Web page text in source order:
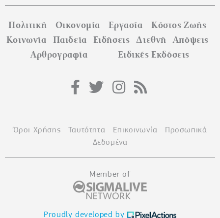
Πολιτική Οικονομία Εργασία
Κόστος Ζωής
Κοινωνία
Παιδεία Ειδήσεις Διεθνή
Απόψεις
Αρθρογραφία
Ειδικές Εκδόσεις
Όροι Χρήσης Ταυτότητα Επικοινωνία
Προσωπικά
Δεδομένα
Member of
Proudly developed by